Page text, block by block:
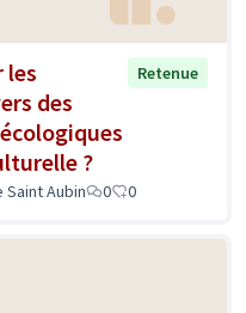
les
des
?
Retenue
Aubin 0 0